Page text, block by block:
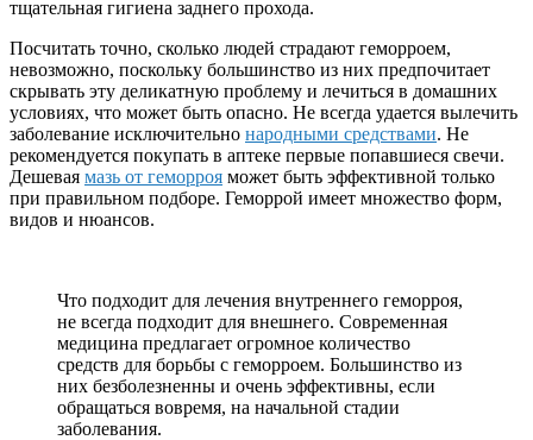
тщательная гигиена заднего прохода.
Посчитать точно, сколько людей страдают геморроем,
невозможно, поскольку большинство из них предпочитает
скрывать эту деликатную проблему и лечиться в домашних
условиях, что может быть опасно. Не всегда удается вылечить
заболевание исключительно народными средствами. Не
рекомендуется покупать в аптеке первые попавшиеся свечи.
Дешевая мазь от геморроя может быть эффективной только
при правильном подборе. Геморрой имеет множество форм,
видов и нюансов.
Что подходит для лечения внутреннего геморроя,
не всегда подходит для внешнего. Современная
медицина предлагает огромное количество
средств для борьбы с геморроем. Большинство из
них безболезненны и очень эффективны, если
обращаться вовремя, на начальной стадии
заболевания.